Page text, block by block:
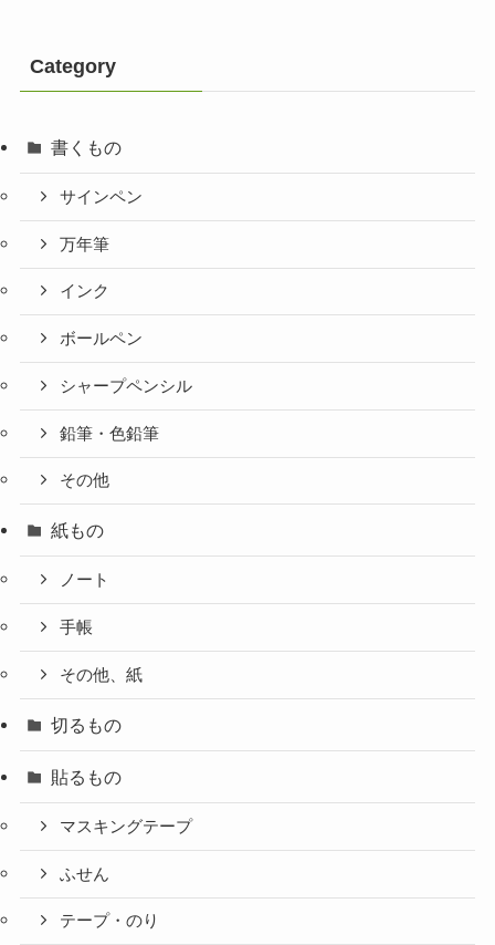
Category
書くもの
サインペン
万年筆
インク
ボールペン
シャープペンシル
鉛筆・色鉛筆
その他
紙もの
ノート
手帳
その他、紙
切るもの
貼るもの
マスキングテープ
ふせん
テープ・のり